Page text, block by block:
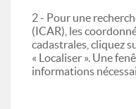
2 - Pour une
(ICAR), les
cadastrales, cliquez
« Localiser ». Une
informations